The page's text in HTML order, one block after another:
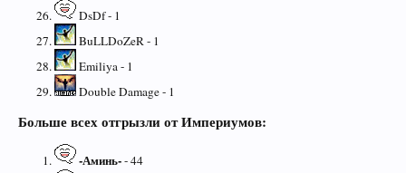
DsDf - 1
BuLLDoZeR - 1
Emiliya - 1
Double Damage - 1
Больше всех отгрызли от Империумов:
-Аминь-- 44